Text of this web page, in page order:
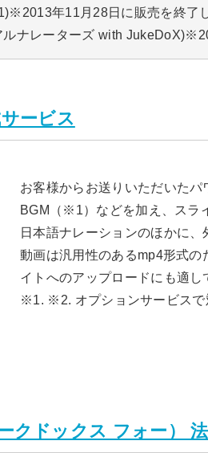
年11月28日に販売を終了
ナレーターズ with
ービス
お客様からお送りいただいたパ
BGM（※1）などを加え、スラ
日本語ナレーションのほかに
動画は汎用性のあるmp4形式
イトへのアップロードにも適し
※1. ※2. オプションサービス
クドックス フォー）